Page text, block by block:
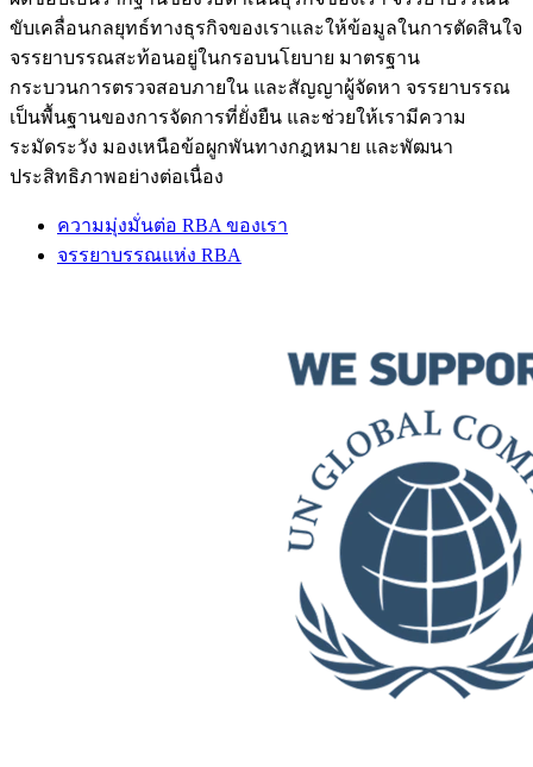
ขับเคลื่อนกลยุทธ์ทางธุรกิจของเราและให้ข้อมูลในการตัดสินใจ
จรรยาบรรณสะท้อนอยู่ในกรอบนโยบาย มาตรฐาน
กระบวนการตรวจสอบภายใน และสัญญาผู้จัดหา จรรยาบรรณ
เป็นพื้นฐานของการจัดการที่ยั่งยืน และช่วยให้เรามีความ
ระมัดระวัง มองเหนือข้อผูกพันทางกฎหมาย และพัฒนา
ประสิทธิภาพอย่างต่อเนื่อง
ความมุ่งมั่นต่อ RBA ของเรา
จรรยาบรรณแห่ง RBA